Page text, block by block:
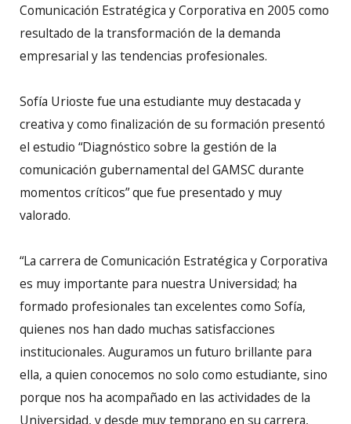
Comunicación Estratégica y Corporativa en 2005 como
resultado de la transformación de la demanda
empresarial y las tendencias profesionales.
Sofía Urioste fue una estudiante muy destacada y
creativa y como finalización de su formación presentó
el estudio “Diagnóstico sobre la gestión de la
comunicación gubernamental del GAMSC durante
momentos críticos” que fue presentado y muy
valorado.
“La carrera de Comunicación Estratégica y Corporativa
es muy importante para nuestra Universidad; ha
formado profesionales tan excelentes como Sofía,
quienes nos han dado muchas satisfacciones
institucionales. Auguramos un futuro brillante para
ella, a quien conocemos no solo como estudiante, sino
porque nos ha acompañado en las actividades de la
Universidad, y desde muy temprano en su carrera,